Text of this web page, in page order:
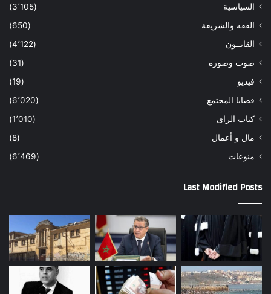
السياسية
(3٬105)
الفقه والشريعة
(650)
القانــون
(4٬122)
صوت وصورة
(31)
فيديو
(19)
قضايا المجتمع
(6٬020)
كتاب الراى
(1٬010)
مال و أعمال
(8)
منوعات
(6٬469)
Last Modified Posts